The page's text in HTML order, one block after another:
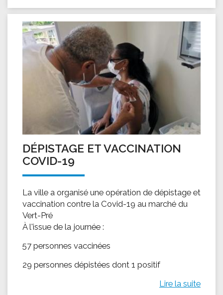
DÉPISTAGE ET VACCINATION
COVID-19
La ville a organisé une opération de dépistage et
vaccination contre la Covid-19 au marché du
Vert-Pré
À l'issue de la journée :
57 personnes vaccinées
29 personnes dépistées dont 1 positif
Lire la suite